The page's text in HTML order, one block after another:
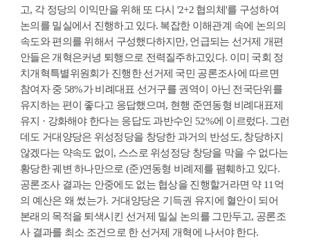
고, 각 정당의 이익만을 위해 또 다시 '2+2 협의체'를 구성하여
논의를 밀실에서 진행하고 있다. 복잡한 이해관계 속에 논의의
속도와 편의를 위해서 구성했다하지만, 언급되는 선거제 개편
안들은 개혁은커녕 퇴행으로 전력질주하고있다. 이미 국회 정
치개혁특별위원회가 진행한 선거제 국민 공론조사에 따르면
참여자 중 58%가 비례대표 선거구를 권역이 아닌 전국단위를
유지하는 편이 좋다고 응답했으며, 현행 준연동형 비례대표제
유지 · 강화해야 한다는 응답도 과반수인 52%에 이르렀다. 그런
데도 거대양당은 위성정당을 창당한 과거의 반성도, 창당하지
않겠다는 약속도 없이, 스스로 위성정당 창당을 막을 수 없다는
황당한 궤변 하나만으로 (준)연동형 비례제를 폄훼하고 있다.
공론조사 결과는 안중에도 없는 협상을 진행할거라면 약 11억
의 예산은 왜 썼는가. 거대양당은 기득권 유지에 혈안이 되어
본래의 목적을 퇴색시킨 선거제 밀실 논의를 그만두고, 공론조
사 결과를 최소 조건으로 한 선거제 개혁에 나서야 한다.